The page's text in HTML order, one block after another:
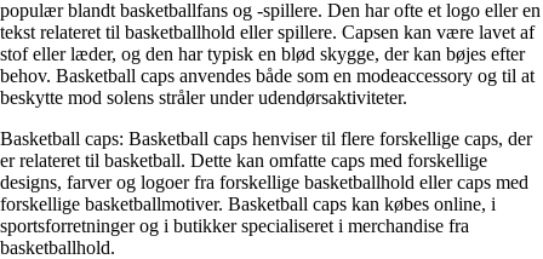
populær blandt basketballfans og -spillere. Den har ofte et logo eller en
tekst relateret til basketballhold eller spillere. Capsen kan være lavet af
stof eller læder, og den har typisk en blød skygge, der kan bøjes efter
behov. Basketball caps anvendes både som en modeaccessory og til at
beskytte mod solens stråler under udendørsaktiviteter.
Basketball caps: Basketball caps henviser til flere forskellige caps, der
er relateret til basketball. Dette kan omfatte caps med forskellige
designs, farver og logoer fra forskellige basketballhold eller caps med
forskellige basketballmotiver. Basketball caps kan købes online, i
sportsforretninger og i butikker specialiseret i merchandise fra
basketballhold.